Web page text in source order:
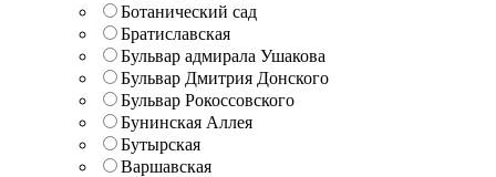
Ботанический сад
Братиславская
Бульвар адмирала Ушакова
Бульвар Дмитрия Донского
Бульвар Рокоссовского
Бунинская Аллея
Бутырская
Варшавская